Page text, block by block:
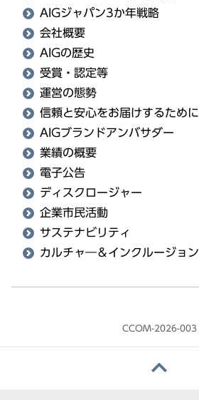
AIGジャパン3か年戦略
会社概要
AIGの歴史
受賞・認定等
運営の態勢
信頼と安心をお届けするために
AIGブランドアンバサダー
業績の概要
電子公告
ディスクロージャー
企業市民活動
サステナビリティ
カルチャ―＆インクルージョン
CCOM-2026-003